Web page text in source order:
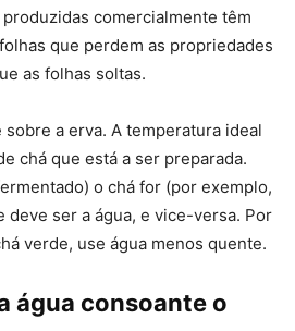
comercialmente têm
que perdem as propriedades
as folhas soltas.
a erva. A temperatura ideal
chá que está a ser preparada.
o chá for (por exemplo,
deve ser a água, e vice-versa. Por
verde, use água menos quente.
água consoante o